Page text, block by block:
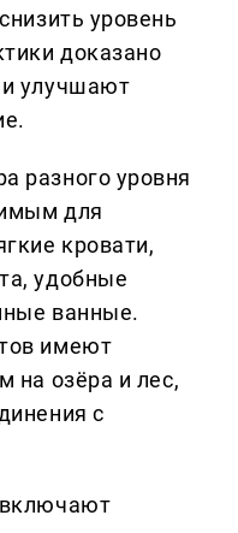
уровень
доказано
улучшают
разного уровня
для
кровати,
удобные
ванные.
имеют
на озёра и лес,
с
включают